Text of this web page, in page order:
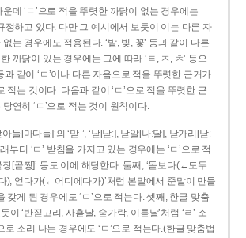
데 ‘ㄷ’으로 적을 뚜렷한 까닭이 없는 경우에는
정하고 있다. 다만 그 예시에서 보듯이 이는 다른 자
는 경우에도 적용된다. ‘밭, 빚, 꽃’ 등과 같이 다른
까닭이 있는 경우에는 그에 따라 ‘ㅌ, ㅈ, ㅊ’ 등으
과 같이 ‘ㄷ’이나 다른 자음으로 적을 뚜렷한 근거가
적는 것이다. 다음과 같이 ‘ㄷ’으로 적을 뚜렷한 근
연히 ‘ㄷ’으로 적는 것이 원칙이다.
들[마다들]’의 ‘맏-’, ‘낟[낟ː], 낟알[나ː달], 낟가리[낟ː
래부터 ‘ㄷ’ 받침을 가지고 있는 경우에는 ‘ㄷ’으로 적
장[곧짱]’ 등도 이에 해당한다. 둘째, ‘돋보다(←도두
), 얻다가(←어디에다가)’처럼 본말에서 준말이 만들
갖게 된 경우에도 ‘ㄷ’으로 적는다. 셋째, 한글 맞춤
이 ‘반짇고리, 사흗날, 숟가락, 이튿날’처럼 ‘ㄹ’ 소
로 소리 나는 경우에도 ‘ㄷ’으로 적는다.(한글 맞춤법